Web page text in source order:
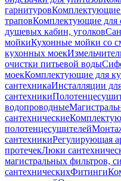
гарнитуровКомплектующие
траповКомплектующие для
душевых кабин, уголков
мойкиКухонные мойки со
кухонных моек
очистки питьевой воды
моекКомплектующие для
сантехникаИнсталляции
сантехники
водопроводные
сантехнические
полотенцесушителей
сантехникиРегулирующая
протечекЛюки
магистральных фильтров,
сантехническихФитинги